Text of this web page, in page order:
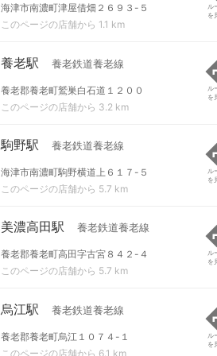
海津市南濃町津屋借畑２６９３-５
このページの店舗から 1.1 km
ル
を
養老駅 養老鉄道養老線
養老郡養老町鷲巣白石道１２００
このページの店舗から 3.2 km
ル
を
駒野駅 養老鉄道養老線
海津市南濃町駒野横道上６１７-５
このページの店舗から 5.7 km
ル
を
美濃高田駅 養老鉄道養老線
養老郡養老町高田字古宮８４２-４
このページの店舗から 5.7 km
ル
を
烏江駅 養老鉄道養老線
養老郡養老町烏江１０７４-１
このページの店舗から 6.1 km
ル
を